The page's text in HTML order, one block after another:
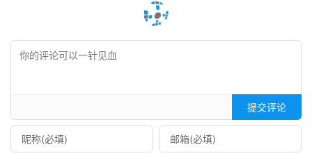
提交评论